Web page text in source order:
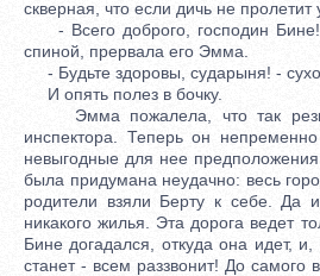
скверная, что если дичь не пролетит
- Всего доброго, господин Бине!
спиной, прервала его Эмма.
- Будьте здоровы, сударыня! - сухо
И опять полез в бочку.
Эмма пожалела, что так резко
инспектора. Теперь он
невыгодные для нее
была придумана неудачно: весь
родители взяли Берту к себе. Да
никакого жилья. Эта дорога ведет
Бине догадался, откуда она идет,
станет - всем раззвонит! До самого